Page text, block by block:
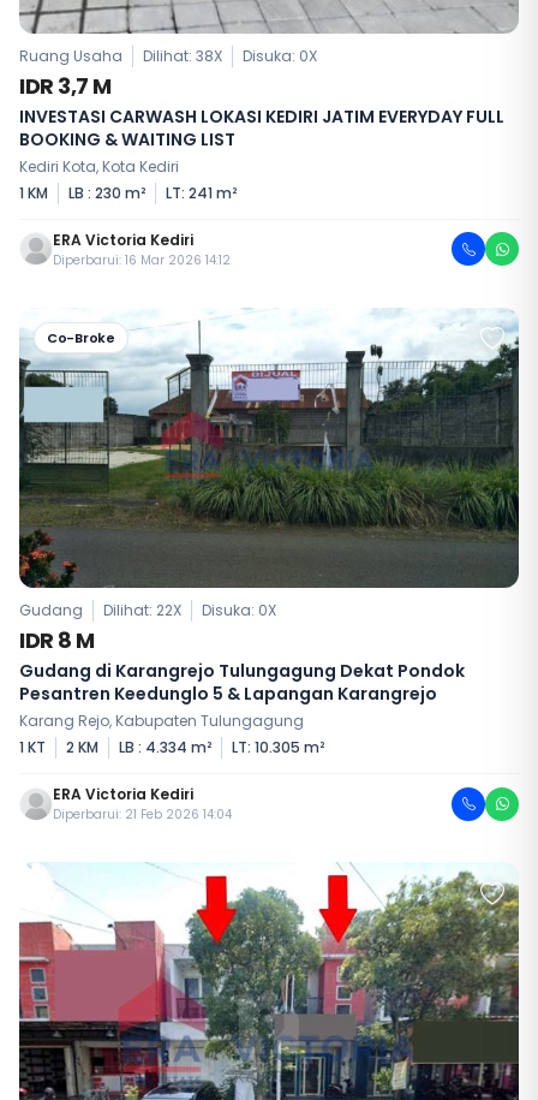
Ruang Usaha Dilihat: 38X Disuka: 0X
IDR 3,7 M
INVESTASI CARWASH LOKASI KEDIRI JATIM EVERYDAY FULL
BOOKING & WAITING LIST
Kediri Kota, Kota Kediri
1 KM
LB : 230 m² LT: 241 m²
ERA Victoria Kediri
Diperbarui: 16 Mar 2026 14:12
Co-Broke
Gudang Dilihat: 22X Disuka: 0X
IDR 8 M
Gudang di Karangrejo Tulungagung Dekat Pondok
Pesantren Keedunglo 5 & Lapangan Karangrejo
Karang Rejo, Kabupaten Tulungagung
1 KT
2 KM LB : 4.334 m² LT: 10.305 m²
ERA Victoria Kediri
Diperbarui: 21 Feb 2026 14:04